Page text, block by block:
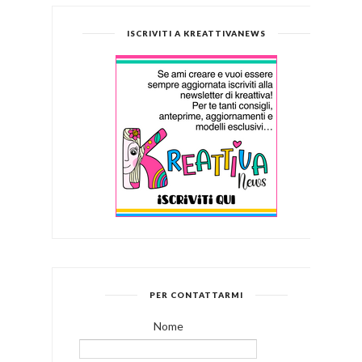
ISCRIVITI A KREATTIVANEWS
PER CONTATTARMI
Nome